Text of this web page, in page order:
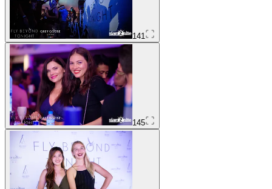
141
145